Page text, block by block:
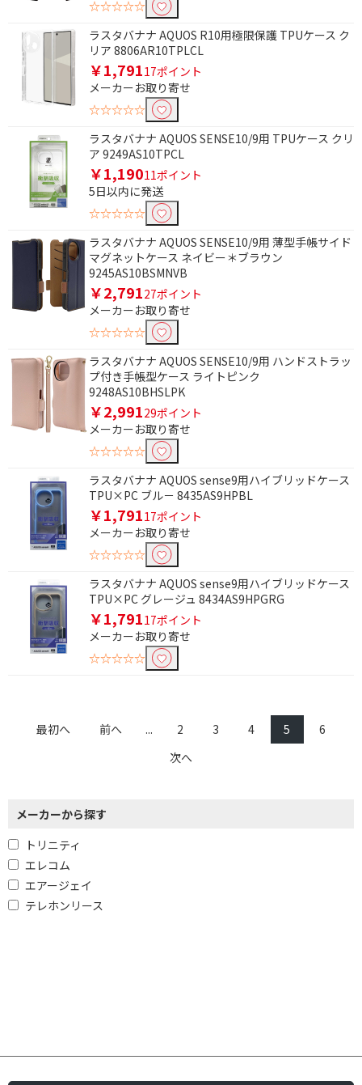
☆☆☆☆☆
ラスタバナナ AQUOS R10用極限保護 TPUケース ク
リア 8806AR10TPLCL
￥1,79117ポイント
メーカーお取り寄せ
☆☆☆☆☆
ラスタバナナ AQUOS SENSE10/9用 TPUケース クリ
ア 9249AS10TPCL
￥1,19011ポイント
5日以内に発送
☆☆☆☆☆
ラスタバナナ AQUOS SENSE10/9用 薄型手帳サイド
マグネットケース ネイビー＊ブラウン
9245AS10BSMNVB
￥2,79127ポイント
メーカーお取り寄せ
☆☆☆☆☆
ラスタバナナ AQUOS SENSE10/9用 ハンドストラッ
プ付き手帳型ケース ライトピンク
9248AS10BHSLPK
￥2,99129ポイント
メーカーお取り寄せ
☆☆☆☆☆
ラスタバナナ AQUOS sense9用ハイブリッドケース
TPU×PC ブル－ 8435AS9HPBL
￥1,79117ポイント
メーカーお取り寄せ
☆☆☆☆☆
ラスタバナナ AQUOS sense9用ハイブリッドケース
TPU×PC グレージュ 8434AS9HPGRG
￥1,79117ポイント
メーカーお取り寄せ
☆☆☆☆☆
最初へ 前へ ... 2 3 4 5
6
次へ
メーカーから探す
トリニティ
エレコム
エアージェイ
テレホンリース